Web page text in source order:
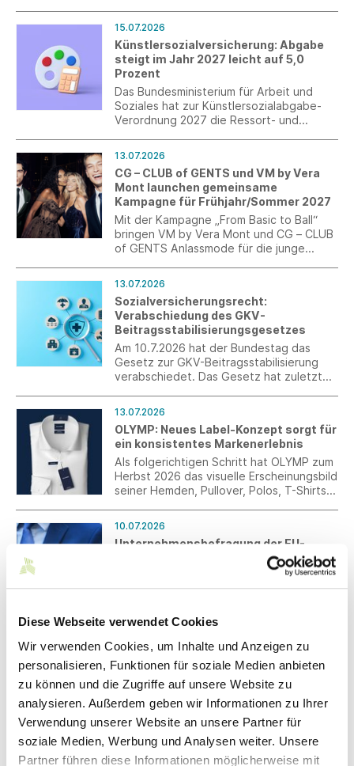
Diese Webseite verwendet Cookies
Wir verwenden Cookies, um Inhalte und Anzeigen zu
personalisieren, Funktionen für soziale Medien anbieten
zu können und die Zugriffe auf unsere Website zu
analysieren. Außerdem geben wir Informationen zu Ihrer
Verwendung unserer Website an unsere Partner für
soziale Medien, Werbung und Analysen weiter. Unsere
Partner führen diese Informationen möglicherweise mit
Fachkräfte von morgen zu gewinnen.
Erleben Sie die Jugendlichen persönlich
und verzahnen Sie die Berufswelt mit der
Schulwelt.
15.07.2026
Künstlersozialversicherung: Abgabe
steigt im Jahr 2027 leicht auf 5,0
Prozent
Das Bundesministerium für Arbeit und
Soziales hat zur Künstlersozialabgabe-
Verordnung 2027 die Ressort- und
der Abgabesatz zur
Künstlersozialversicherung 5,0 Prozent
betragen.
13.07.2026
CG – CLUB of GENTS und VM by Vera
Mont launchen gemeinsame
Kampagne für Frühjahr/Sommer 2027
Mit der Kampagne „From Basic to Ball“
bringen VM by Vera Mont und CG – CLUB
of GENTS Anlassmode für die junge
perfekt abgestimmte Couple-Outfits.
13.07.2026
Sozialversicherungsrecht:
Verabschiedung des GKV-
Beitragsstabilisierungsgesetzes
Am 10.7.2026 hat der Bundestag das
Gesetz zur GKV-Beitragsstabilisierung
verabschiedet. Das Gesetz hat zuletzt
Bundesrat beraten und verabschiedet.
13.07.2026
OLYMP: Neues Label-Konzept sorgt für
ein konsistentes Markenerlebnis
Als folgerichtigen Schritt hat OLYMP zum
Herbst 2026 das visuelle Erscheinungsbild
seiner Hemden, Pullover, Polos, T-Shirts
gesamte Sortiment hinweg einen
einheitlichen Markenauftritt und sorgt für
mehr Orientierung, Wiedererkennung und
Wertigkeit auf der Verkaufsfläche.
10.07.2026
Unternehmensbefragung der EU-
Kommission zur Evaluierung der
Hinweisgeberschutz-Richtlinie
Die Europäische Kommission führt eine
über den Schutz von Hinweisgebern ((EU)
praktischer Erfahrungen von
Unternehmen mit internen
31. Juli 2026 möglich.
10.07.2026
Digitalisierung –
Veranstaltungsangebote August 2026
Wir präsentieren die Veranstaltungen des
Netzwerks von Mittelstand-Digital für den